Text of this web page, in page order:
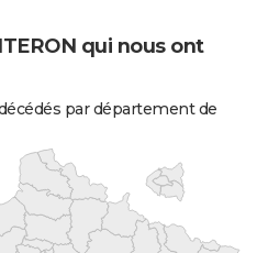
qui nous ont
par département de